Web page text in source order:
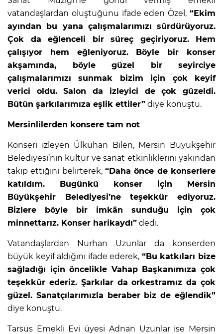
vatandaşlardan oluştuğunu ifade eden Özel, “Ekim
ayından bu yana çalışmalarımızı sürdürüyoruz.
Çok da eğlenceli bir süreç geçiriyoruz. Hem
çalışıyor hem eğleniyoruz. Böyle bir konser
akşamında, böyle güzel bir seyirciye
çalışmalarımızı sunmak bizim için çok keyif
verici oldu. Salon da izleyici de çok güzeldi.
Bütün şarkılarımıza eşlik ettiler” diye konuştu.
Mersinlilerden konsere tam not
Konseri izleyen Ülkühan Bilen, Mersin Büyükşehir
Belediyesi’nin kültür ve sanat etkinliklerini yakından
takip ettiğini belirterek, “Daha önce de konserlere
katıldım. Bugünkü konser için Mersin
Büyükşehir Belediyesi’ne teşekkür ediyoruz.
Bizlere böyle bir imkân sunduğu için çok
minnettarız. Konser harikaydı” dedi.
Vatandaşlardan Nurhan Uzunlar da konserden
büyük keyif aldığını ifade ederek, “Bu katkıları bize
sağladığı için öncelikle Vahap Başkanımıza çok
teşekkür ederiz. Şarkılar da orkestramız da çok
güzel. Sanatçılarımızla beraber biz de eğlendik”
diye konuştu.
Tarsus Emekli Evi üyesi Adnan Uzunlar ise Mersin